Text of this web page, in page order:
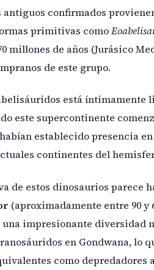
antiguos confirmados
primitivas como
millones de años (Jurásico
de este grupo.
está íntimamente
este supercontinente
establecido presencia
continentes del
de estos dinosaurios parece
(aproximadamente entre 90 y
una impresionante
en Gondwana, lo
como depredadores